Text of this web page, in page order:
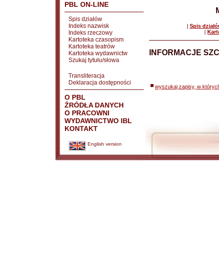
PBL ON-LINE
Spis działów
Indeks nazwisk
Indeks rzeczowy
Kartoteka czasopism
Kartoteka teatrów
Kartoteka wydawnictw
Szukaj tytułu/słowa
Transliteracja
Deklaracja dostępności
O PBL
ŹRÓDŁA DANYCH
O PRACOWNI
WYDAWNICTWO IBL
KONTAKT
English version
| Spis
|
INFORMACJE
wyszukaj zapisy, w